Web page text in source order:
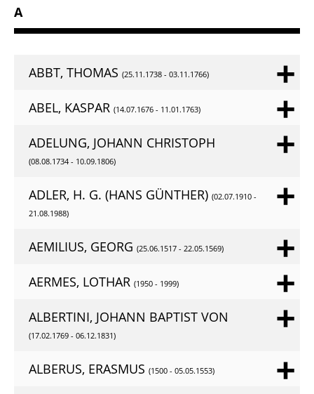
A
ABBT, THOMAS (25.11.1738 - 03.11.1766)
ABEL, KASPAR (14.07.1676 - 11.01.1763)
ADELUNG, JOHANN CHRISTOPH
(08.08.1734 - 10.09.1806)
ADLER, H. G. (HANS GÜNTHER) (02.07.1910 -
21.08.1988)
AEMILIUS, GEORG (25.06.1517 - 22.05.1569)
AERMES, LOTHAR (1950 - 1999)
ALBERTINI, JOHANN BAPTIST VON
(17.02.1769 - 06.12.1831)
ALBERUS, ERASMUS (1500 - 05.05.1553)